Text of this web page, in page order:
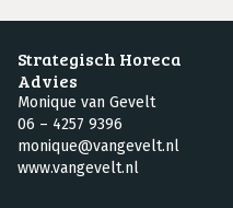
Strategisch Horeca
Advies
Monique van Gevelt
06 – 4257 9396
monique@vangevelt.nl
www.vangevelt.nl